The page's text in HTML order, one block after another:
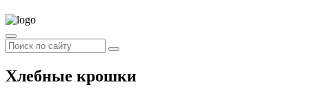
Хлебные крошки